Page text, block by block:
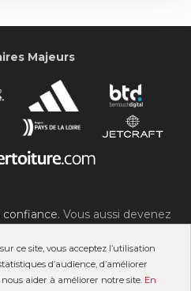
ce site, vous acceptez l’utilisation
d’audience, d’améliorer
aider à améliorer notre site. En
Majeurs
Vous aussi devenez